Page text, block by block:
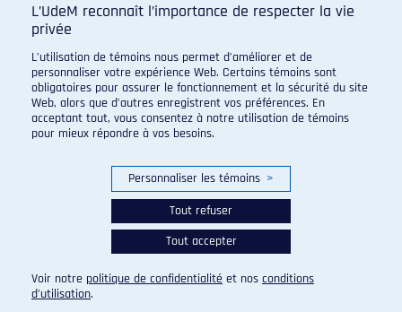
© 2026 Carabins de l'Université de Montréal. Tous droits
réservés.
Paramètres des témoins
L’UdeM reconnaît l’importance de respecter la vie
privée
L’utilisation de témoins nous permet d’améliorer et de
personnaliser votre expérience Web. Certains témoins sont
obligatoires pour assurer le fonctionnement et la sécurité du site
Web, alors que d’autres enregistrent vos préférences. En
acceptant tout, vous consentez à notre utilisation de témoins
pour mieux répondre à vos besoins.
Personnaliser les témoins >
Tout refuser
Tout accepter
Voir notre politique de confidentialité et nos conditions
d’utilisation.